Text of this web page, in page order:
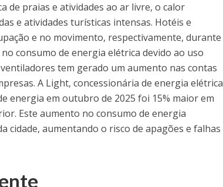
de praias e atividades ao ar livre, o calor
e atividades turísticas intensas. Hotéis e
e no movimento, respectivamente, durante
consumo de energia elétrica devido ao uso
tem gerado um aumento nas contas
A Light, concessionária de energia elétrica
energia em outubro de 2025 foi 15% maior em
Este aumento no consumo de energia
aumentando o risco de apagões e falhas